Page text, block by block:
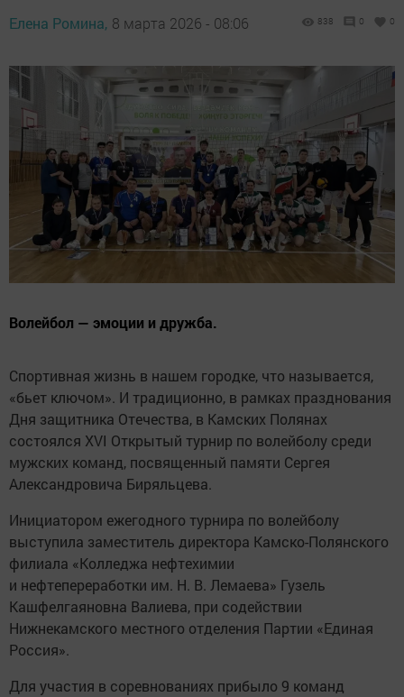
Елена Ромина, 8 марта 2026 - 08:06 838 0 0
Волейбол — эмоции и дружба.
Спортивная жизнь в нашем городке, что называется,
«бьет ключом». И традиционно, в рамках празднования
Дня защитника Отечества, в Камских Полянах
состоялся XVI Открытый турнир по волейболу среди
мужских команд, посвященный памяти Сергея
Александровича Биряльцева.
Инициатором ежегодного турнира по волейболу
выступила заместитель директора Камско-Полянского
филиала «Колледжа нефтехимии
и нефтепереработки им. Н. В. Лемаева» Гузель
Кашфелгаяновна Валиева, при содействии
Нижнекамского местного отделения Партии «Единая
Россия».
Для участия в соревнованиях прибыло 9 команд